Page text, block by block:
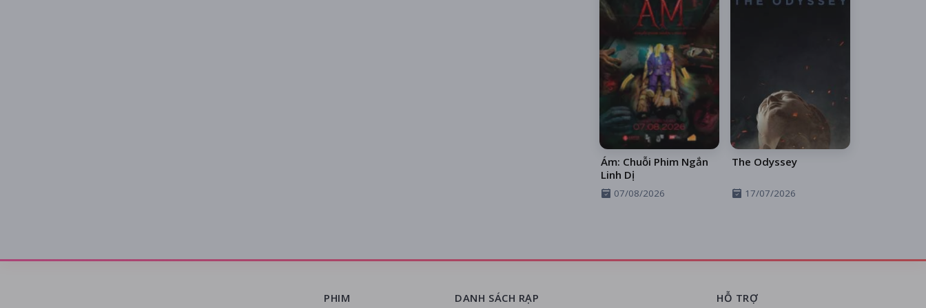
Ám: Chuỗi Phim Ngắn
Linh Dị
07/08/2026
The Odyssey
17/07/2026
DANH SÁCH RẠP HỖ TRỢ
PHIM